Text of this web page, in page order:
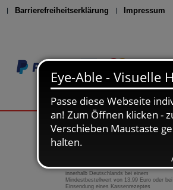
Barrierefreiheitserklärung Impressum
Seite drucken
0800-10 11 422
gebührenfreie Rufnummer
innerhalb Deutschlands bei einem
Mindestbestellwert von 13,99 Euro oder bei
Einsendung eines Kassenrezeptes